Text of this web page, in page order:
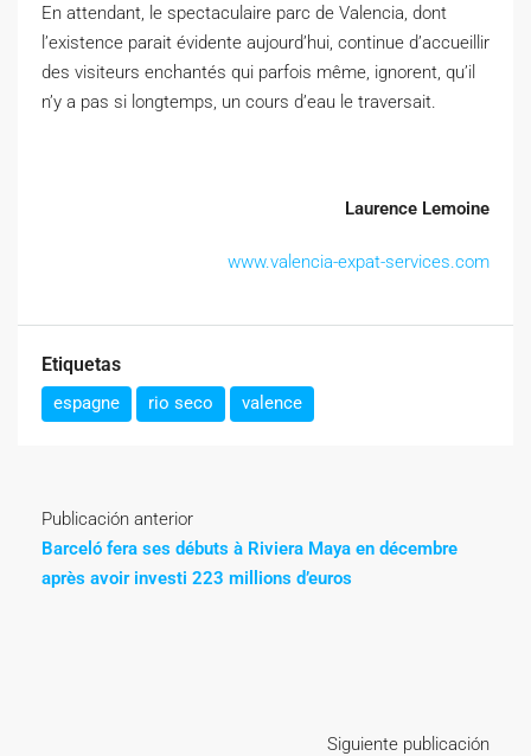
En attendant, le spectaculaire parc de Valencia, dont
l’existence parait évidente aujourd’hui, continue d’accueillir
des visiteurs enchantés qui parfois même, ignorent, qu’il
n’y a pas si longtemps, un cours d’eau le traversait.
Laurence Lemoine
www.valencia-expat-services.com
Etiquetas
espagne rio seco valence
Publicación anterior
Barceló fera ses débuts à Riviera Maya en décembre
après avoir investi 223 millions d’euros
Siguiente publicación